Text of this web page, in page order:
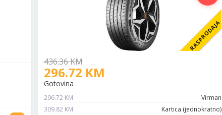
RASPRODAJA
436.36 KM
296.72 KM
Gotovina
296.72 KM
Virman
309.82 KM
Kartica (jednokratno)